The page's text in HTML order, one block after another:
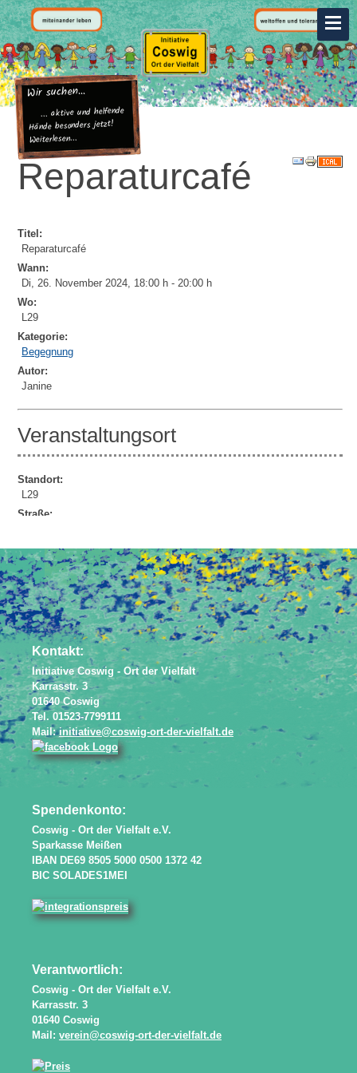
Wir suchen...
... aktive und helfende
Hände besonders jetzt!
Weiterlesen...
Reparaturcafé
Titel:
Reparaturcafé
Wann:
Di, 26. November 2024, 18:00 h -20:00 h
Wo:
L29
Kategorie:
Begegnung
Autor:
Janine
Veranstaltungsort
Standort:
L29
Straße:
Powered byJEM
Kontakt:
Initiative Coswig - Ort der Vielfalt
Karrasstr. 3
01640 Coswig
Tel. 01523-7799111
Mail:initiative@coswig-ort-der-vielfalt.de
Spendenkonto:
Coswig - Ort der Vielfalt e.V.
Sparkasse Meißen
IBAN DE69 8505 5000 0500 1372 42
BIC SOLADES1MEI
Verantwortlich:
Coswig - Ort der Vielfalt e.V.
Karrasstr. 3
01640 Coswig
Mail: verein@coswig-ort-der-vielfalt.de